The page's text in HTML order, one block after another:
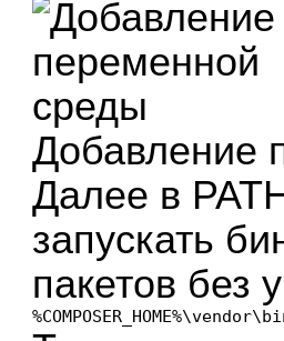
Добавление
Далее в
запускать
пакетов без